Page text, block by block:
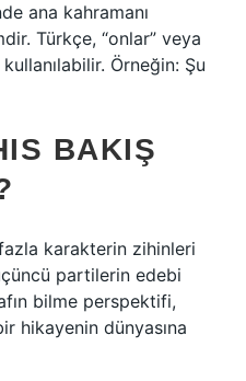
ana kahramanı
Türkçe, “onlar” veya
Örneğin: Şu
BAKIŞ
karakterin zihinleri
partilerin edebi
bilme perspektifi,
hikayenin dünyasına